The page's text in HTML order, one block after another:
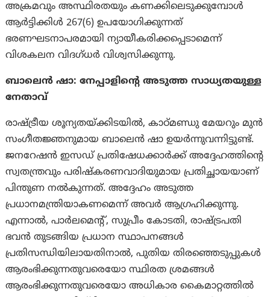
അക്രമവും അസ്ഥിരതയും കണക്കിലെടുക്കുമ്പോൾ
ആർട്ടിക്കിൾ 267(6) ഉപയോഗിക്കുന്നത്
ഭരണഘടനാപരമായി ന്യായീകരിക്കപ്പെടാമെന്ന്
വിശകലന വിദഗ്ധർ വിശ്വസിക്കുന്നു.
ബാലെൻ ഷാ: നേപ്പാളിന്റെ അടുത്ത സാധ്യതയുള്ള
നേതാവ്
രാഷ്ട്രീയ ശൂന്യതയ്ക്കിടയിൽ, കാഠ്മണ്ഡു മേയറും മുൻ
സംഗീതജ്ഞനുമായ ബാലെൻ ഷാ ഉയർന്നുവന്നിട്ടുണ്ട്.
ജനറേഷൻ ഇസഡ് പ്രതിഷേധക്കാർക്ക് അദ്ദേഹത്തിന്റെ
സ്വതന്ത്രവും പരിഷ്കരണവാദിയുമായ പ്രതിച്ഛായയാണ്
പിന്തുണ നൽകുന്നത്. അദ്ദേഹം അടുത്ത
പ്രധാനമന്ത്രിയാകണമെന്ന് അവർ ആഗ്രഹിക്കുന്നു.
എന്നാല്‍, പാർലമെന്റ്, സുപ്രീം കോടതി, രാഷ്ട്രപതി
ഭവൻ തുടങ്ങിയ പ്രധാന സ്ഥാപനങ്ങൾ
പ്രതിസന്ധിയിലായതിനാൽ, പുതിയ തിരഞ്ഞെടുപ്പുകൾ
ആരംഭിക്കുന്നതുവരെയോ സ്ഥിരത ശ്രമങ്ങൾ
ആരംഭിക്കുന്നതുവരെയോ അധികാര കൈമാറ്റത്തിൽ